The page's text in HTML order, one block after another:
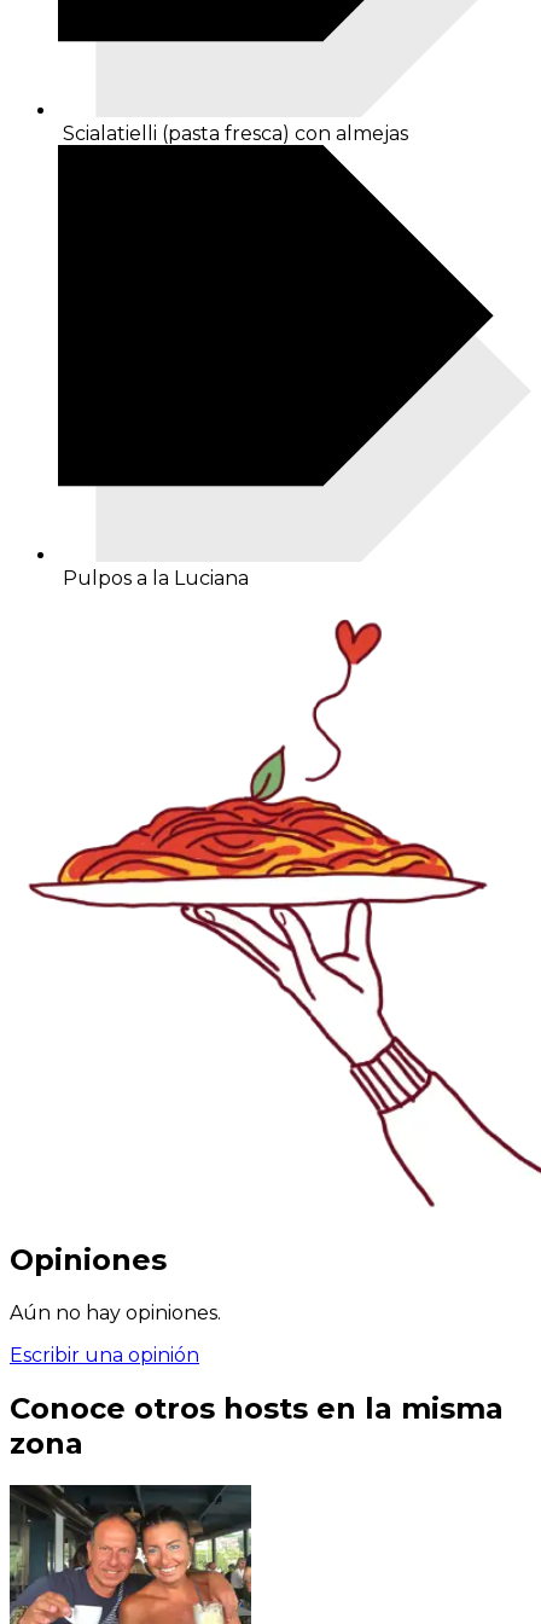
Scialatielli (pasta fresca) con almejas
Pulpos a la Luciana
Opiniones
Aún no hay opiniones.
Escribir una opinión
Conoce otros hosts en la misma
zona